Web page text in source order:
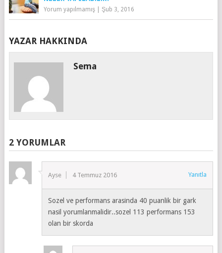
Yorum yapılmamış| Şub 3, 2016
YAZAR HAKKINDA
Sema
2 YORUMLAR
Ayse 4 Temmuz 2016 Yanıtla
Sozel ve performans arasinda 40 puanlik bir gark
nasil yorumlanmalidir..sozel 113 performans 153
olan bir skorda